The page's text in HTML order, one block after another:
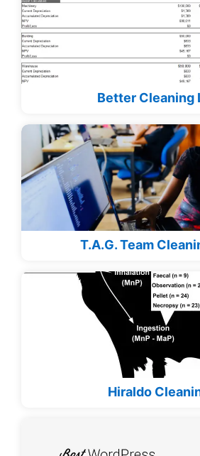
Better Cleaning
T.A.G. Team
Hiraldo